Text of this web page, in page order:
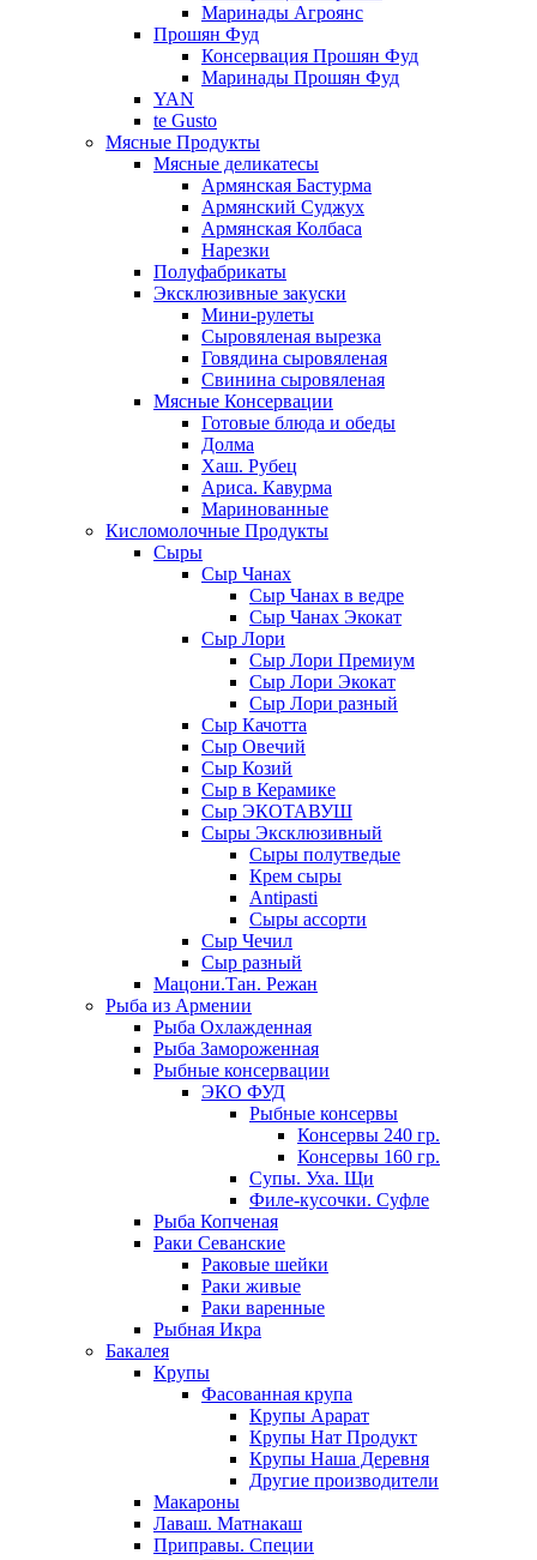
Маринады Агроянс
Прошян Фуд
Консервация Прошян Фуд
Маринады Прошян Фуд
YAN
te Gusto
Мясные Продукты
Мясные деликатесы
Армянская Бастурма
Армянский Суджух
Армянская Колбаса
Нарезки
Полуфабрикаты
Эксклюзивные закуски
Мини-рулеты
Сыровяленая вырезка
Говядина сыровяленая
Свинина сыровяленая
Мясные Консервации
Готовые блюда и обеды
Долма
Хаш. Рубец
Ариса. Кавурма
Маринованные
Кисломолочные Продукты
Сыры
Сыр Чанах
Сыр Чанах в ведре
Сыр Чанах Экокат
Сыр Лори
Сыр Лори Премиум
Сыр Лори Экокат
Сыр Лори разный
Сыр Качотта
Сыр Овечий
Сыр Козий
Сыр в Керамике
Сыр ЭКОТАВУШ
Сыры Эксклюзивный
Сыры полутведые
Крем сыры
Antipasti
Сыры ассорти
Сыр Чечил
Сыр разный
Мацони.Тан. Режан
Рыба из Армении
Рыба Охлажденная
Рыба Замороженная
Рыбные консервации
ЭКО ФУД
Рыбные консервы
Консервы 240 гр.
Консервы 160 гр.
Супы. Уха. Щи
Филе-кусочки. Суфле
Рыба Копченая
Раки Севанские
Раковые шейки
Раки живые
Раки варенные
Рыбная Икра
Бакалея
Крупы
Фасованная крупа
Крупы Арарат
Крупы Нат Продукт
Крупы Наша Деревня
Другие производители
Макароны
Лаваш. Матнакаш
Приправы. Специи